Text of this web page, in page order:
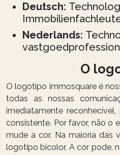
Deutsch:
Nederlands:
O
O logotipo immosquare é
todas as nossas
imediatamente
consistente. Por favor, não o
mude a cor. Na maioria das
logotipo bicolor. A cor pode,